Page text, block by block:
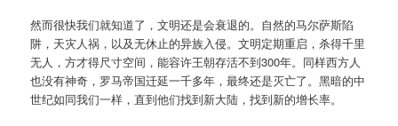
然而很快我们就知道了，文明还是会衰退的。自然的马尔萨斯陷
阱，天灾人祸，以及无休止的异族入侵。文明定期重启，杀得千里
无人，方才得尺寸空间，能容许王朝存活不到300年。同样西方人
也没有神奇，罗马帝国迁延一千多年，最终还是灭亡了。黑暗的中
世纪如同我们一样，直到他们找到新大陆，找到新的增长率。